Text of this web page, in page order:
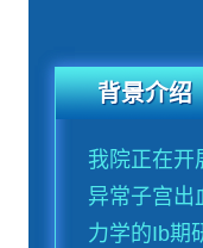
背景介绍
我院正在开
异常子宫出
力学的Ib期